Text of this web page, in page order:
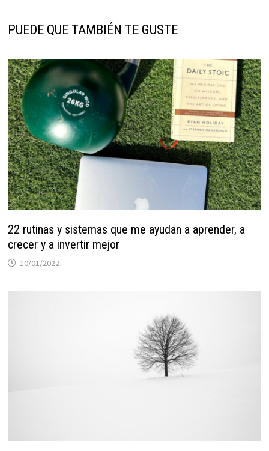
PUEDE QUE TAMBIÉN TE GUSTE
22 rutinas y sistemas que me ayudan a aprender, a
crecer y a invertir mejor
10/01/2022